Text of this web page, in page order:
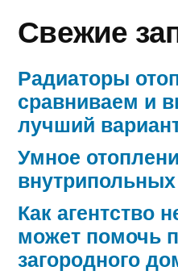
Свежие
Радиаторы
сравниваем и
лучший
Умное
Как агентство
может помочь
загородного